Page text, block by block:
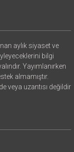
aylık siyaset ve
bilgi
Yayımlanırken
almamıştır.
veya uzantısı değildir